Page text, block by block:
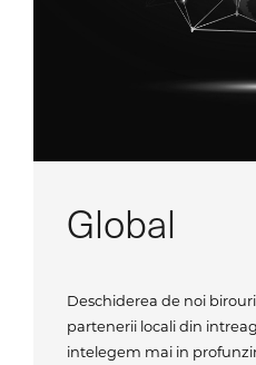
Global
Deschiderea de noi
partenerii locali din
intelegem mai in